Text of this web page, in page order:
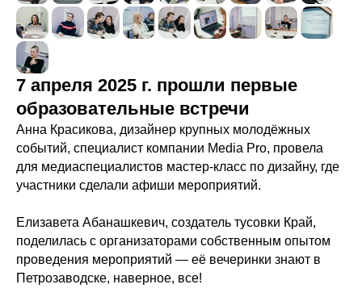
7 апреля 2025 г. прошли первые
образовательные встречи
Анна Красикова, дизайнер крупных молодёжных
событий, специалист компании Media Pro, провела
для медиаспециалистов мастер-класс по дизайну, где
участники сделали афиши мероприятий.
Елизавета Абанашкевич, создатель тусовки Край,
поделилась с организаторами собственным опытом
проведения мероприятий — её вечеринки знают в
Петрозаводске, наверное, все!